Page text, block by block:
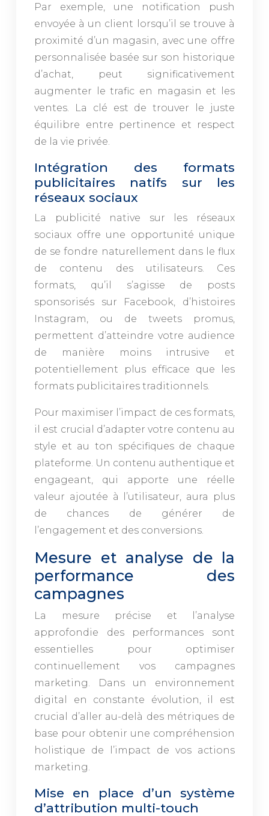
Par exemple, une notification push
envoyée à un client lorsqu’il se trouve à
proximité d’un magasin, avec une offre
personnalisée basée sur son historique
d’achat, peut significativement
augmenter le trafic en magasin et les
ventes. La clé est de trouver le juste
équilibre entre pertinence et respect
de la vie privée.
Intégration des formats
publicitaires natifs sur les
réseaux sociaux
La publicité native sur les réseaux
sociaux offre une opportunité unique
de se fondre naturellement dans le flux
de contenu des utilisateurs. Ces
formats, qu’il s’agisse de posts
sponsorisés sur Facebook, d’histoires
Instagram, ou de tweets promus,
permettent d’atteindre votre audience
de manière moins intrusive et
potentiellement plus efficace que les
formats publicitaires traditionnels.
Pour maximiser l’impact de ces formats,
il est crucial d’adapter votre contenu au
style et au ton spécifiques de chaque
plateforme. Un contenu authentique et
engageant, qui apporte une réelle
valeur ajoutée à l’utilisateur, aura plus
de chances de générer de
l’engagement et des conversions.
Mesure et analyse de la
performance des
campagnes
La mesure précise et l’analyse
approfondie des performances sont
essentielles pour optimiser
continuellement vos campagnes
marketing. Dans un environnement
digital en constante évolution, il est
crucial d’aller au-delà des métriques de
base pour obtenir une compréhension
holistique de l’impact de vos actions
marketing.
Mise en place d’un système
d’attribution multi-touch